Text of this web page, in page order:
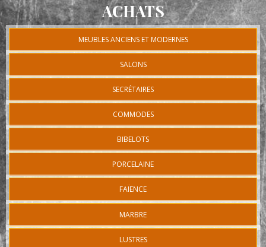
ACHATS
MEUBLES ANCIENS ET MODERNES
SALONS
SECRÉTAIRES
COMMODES
BIBELOTS
PORCELAINE
FAÏENCE
MARBRE
LUSTRES